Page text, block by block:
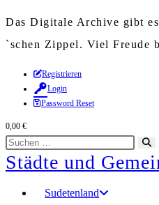
Das Digitale Archive gibt
`schen Zippel. Viel Freude
Zum
Inhalt
springen
Registrieren
Login
Password Reset
0,00 €
Diese
Website
durchsuchen
Städte und
Sudetenland